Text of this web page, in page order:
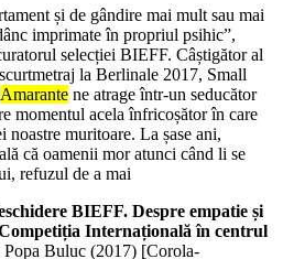
și de gândire mai mult sau mai
imprimate în propriul psihic”,
selecției BIEFF. Câștigător al
la Berlinale 2017, Small
Amarante ne atrage într-un seducător
momentul acela înfricoșător în care
noastre muritoare. La șase ani,
că oamenii mor atunci când li se
refuzul de a mai
BIEFF. Despre empatie și
Internațională în centrul
Buluc (2017) [Corola-